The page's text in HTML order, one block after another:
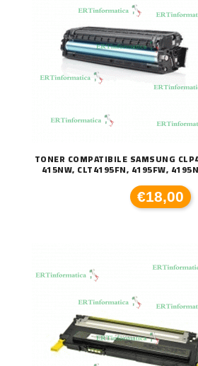
TONER COMPATIBILE SAMSUNG
415NW, CLT4195FN, 4195FW,
€18,00